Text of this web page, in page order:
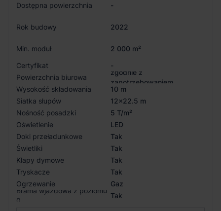
Dostępna powierzchnia -
Rok budowy 2022
Min. moduł
2 000 m²
Certyfikat
-
Powierzchnia biurowa
zgodnie z
zapotrzebowaniem
Wysokość składowania
10 m
Siatka słupów
12x22.5 m
Nośność posadzki
5 T/m²
Oświetlenie
LED
Doki przeładunkowe
Tak
Świetliki
Tak
Klapy dymowe
Tak
Tryskacze
Tak
Ogrzewanie
Gaz
Brama wjazdowa z poziomu
0
Tak